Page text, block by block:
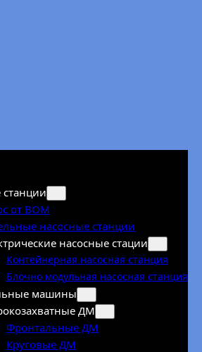
от ВОМ
насосные станции
насосные стации
Контейнерная насосная станция
Блочно модульная насосная станция
машины
ДМ
Фронтальные ДМ
Круговые ДМ